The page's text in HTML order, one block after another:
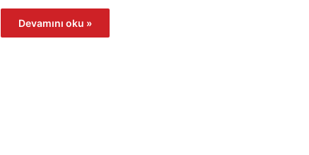
Devamını oku »